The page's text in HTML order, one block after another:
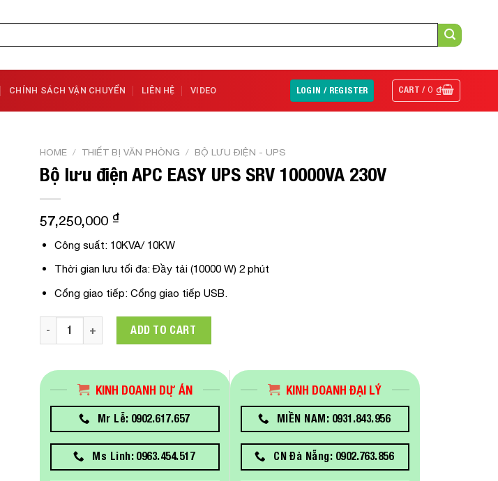
CHÍNH SÁCH VẬN CHUYỂN LIÊN HỆ VIDEO LOGIN / REGISTER CART /0₫
HOME / THIẾT BỊ VĂN PHÒNG / BỘ LƯU ĐIỆN - UPS
Bộ lưu điện APC EASY UPS SRV 10000VA 230V
57,250,000 ₫
Công suất: 10KVA/ 10KW
Thời gian lưu tối đa: Đầy tải (10000 W) 2 phút
Cổng giao tiếp: Cổng giao tiếp USB.
Bộ lưu điện APC EASY UPS SRV 10000VA 230V quantity
ADD TO CART
KINH DOANH DỰ ÁN
Mr Lễ: 0902.617.657
Ms Linh: 0963.454.517
KINH DOANH ĐẠI LÝ
MIỀN NAM: 0931.843.956
CN Đà Nẵng: 0902.763.856